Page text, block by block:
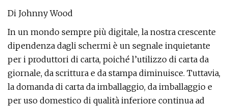
Di Johnny Wood
In un mondo sempre più digitale, la nostra crescente
dipendenza dagli schermi è un segnale inquietante
per i produttori di carta, poiché l’utilizzo di carta da
giornale, da scrittura e da stampa diminuisce. Tuttavia,
la domanda di carta da imballaggio, da imballaggio e
per uso domestico di qualità inferiore continua ad